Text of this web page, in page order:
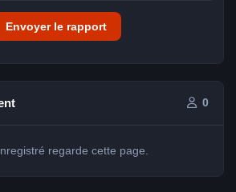
Envoyer le rapport
0
regarde cette page.